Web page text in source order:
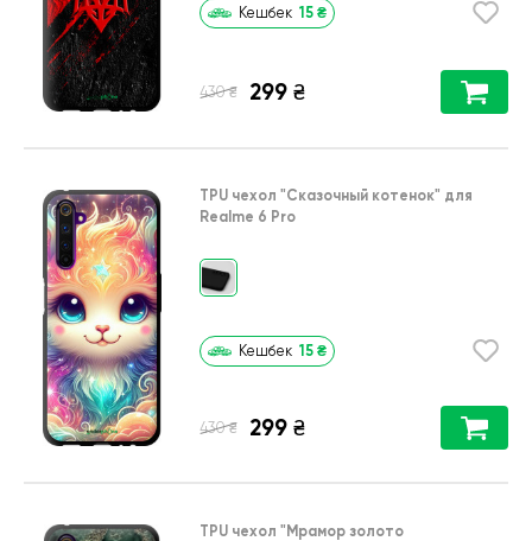
Кешбек 15 ₴
430 ₴ 299 ₴
TPU чехол "Сказочный котенок" для
Realme 6 Pro
Кешбек 15 ₴
430 ₴ 299 ₴
TPU чехол "Мрамор золото